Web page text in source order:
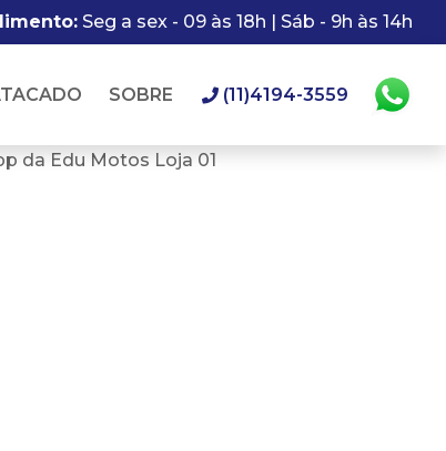
Seg a sex - 09 às 18h | Sáb - 9h às 14h
SOBRE (11)4194-3559
da Edu Motos Loja 01